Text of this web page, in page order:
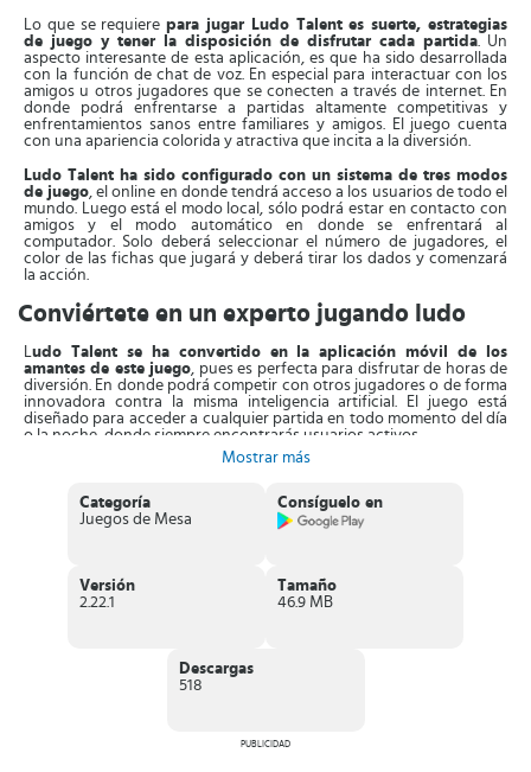
Lo que se requierepara jugar Ludo Talent es suerte, estrategias
de juego y tener la disposición de disfrutar cada partida. Un
aspecto interesante de esta aplicación, es que ha sido desarrollada
con la función de chat de voz. En especial para interactuar con los
amigos u otros jugadores que se conecten a través de internet. En
donde podrá enfrentarse a partidas altamente competitivas y
enfrentamientos sanos entre familiares y amigos. El juego cuenta
con una apariencia colorida y atractiva que incita a la diversión.
Ludo Talent ha sido configurado con un sistema de tres modos
de juego, el online en donde tendrá acceso a los usuarios de todo el
mundo. Luego está el modo local, sólo podrá estar en contacto con
amigos y el modo automático en donde se enfrentará al
computador. Solo deberá seleccionar el número de jugadores, el
color de las fichas que jugará y deberá tirar los dados y comenzará
la acción.
Conviértete en un experto jugando ludo
Ludo Talent se ha convertido en la aplicación móvil de los
amantes de este juego, pues es perfecta para disfrutar de horas de
diversión. En donde podrá competir con otros jugadores o de forma
innovadora contra la misma inteligencia artificial. El juego está
diseñado para acceder a cualquier partida en todo momento del día
o la noche, donde siempre encontrarás usuarios activos.
la misión de llevar todas las piezas asignadas hasta la meta
mucho antes que los contrincantes. Deberá acabar con sus
importante.
por la misma aplicación móvil. Por otra parte, disfrutará de la
modalidad mágica, en donde ganará partidas de todos los colores.
Mostrar más
Categoría
Juegos de Mesa
Consíguelo en
Versión
2.22.1
Tamaño
46.9 MB
Descargas
518
PUBLICIDAD